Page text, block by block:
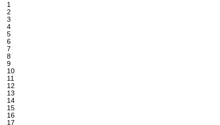
1
2
3
4
5
6
7
8
9
10
11
12
13
14
15
16
17